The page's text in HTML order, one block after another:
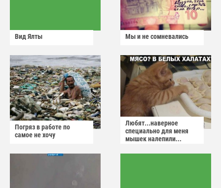
Вид Ялты Мы и не сомневались
Погряз в работе по
самое не хочу
Любят...наверное
специально для меня
мышек налепили...